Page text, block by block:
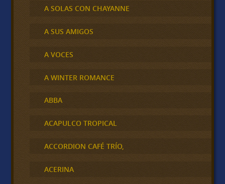
A SOLAS CON CHAYANNE
A SUS AMIGOS
A VOCES
A WINTER ROMANCE
ABBA
ACAPULCO TROPICAL
ACCORDION CAFÉ TRÍO,
ACERINA